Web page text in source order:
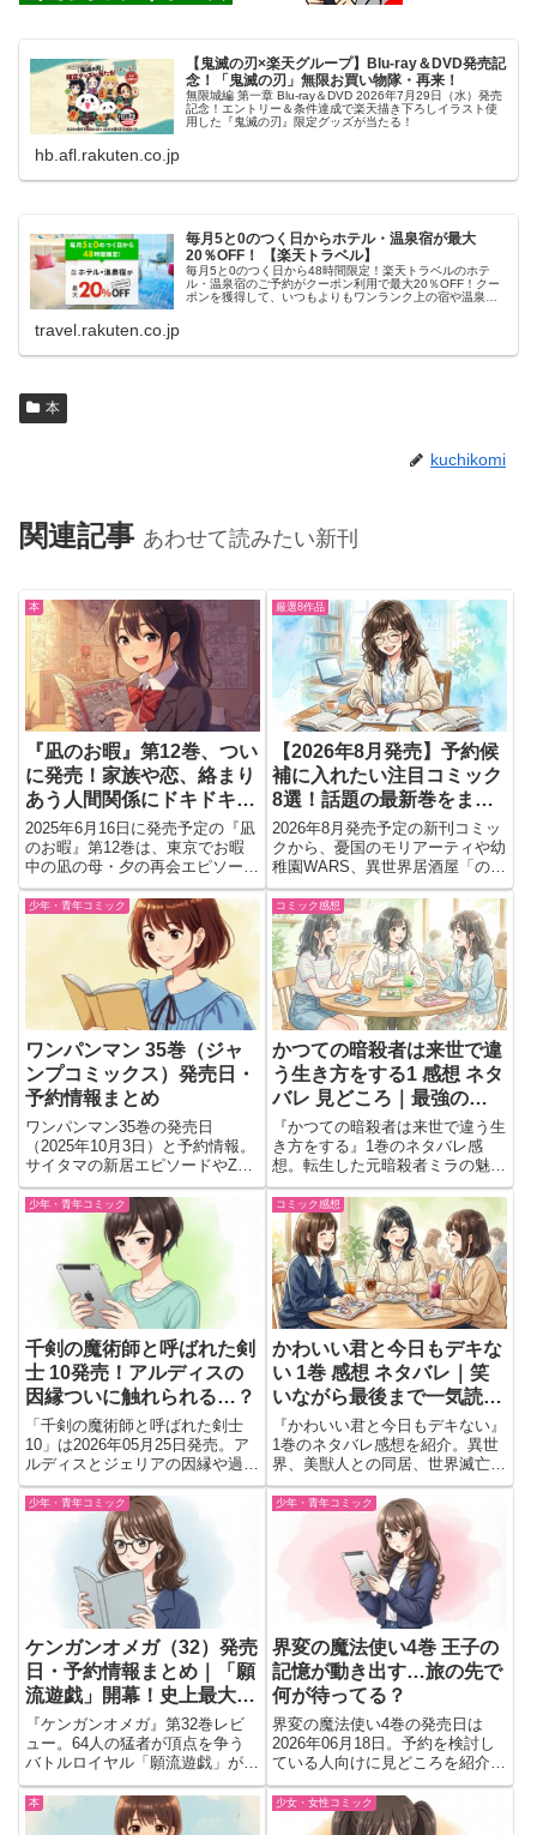
【鬼滅の刃×楽天グループ】Blu-ray＆DVD発売記
念！「鬼滅の刃」無限お買い物隊・再来！
無限城編 第一章 Blu-ray＆DVD 2026年7月29日（水）発売
記念！エントリー＆条件達成で楽天描き下ろしイラスト使
用した『鬼滅の刃』限定グッズが当たる！
hb.afl.rakuten.co.jp
毎月5と0のつく日からホテル・温泉宿が最大
20％OFF！ 【楽天トラベル】
毎月5と0のつく日から48時間限定！楽天トラベルのホテ
ル・温泉宿のご予約がクーポン利用で最大20％OFF！クー
ポンを獲得して、いつもよりもワンランク上の宿や温泉宿
travel.rakuten.co.jp
本
kuchikomi
関連記事 あわせて読みたい新刊
本
『凪のお暇』第12巻、つい
に発売！家族や恋、絡まり
あう人間関係にドキドキし
ちゃう新展開が待ってる
よ。
2025年6月16日に発売予定の『凪
のお暇』第12巻は、東京でお暇
中の凪の母・夕の再会エピソード
をはじめ、慎二や欣、円たちの複
雑に絡み合う感情が描かれている
よ。親子の絆や恋愛模様、人間関
係のもどかしさに注目の一冊にな
ってるから、シリーズファ...
厳選8作品
【2026年8月発売】予約候
補に入れたい注目コミック
8選！話題の最新巻をまと
めてチェック
2026年8月発売予定の新刊コミッ
クから、憂国のモリアーティや幼
稚園WARS、異世界居酒屋「の
ぶ」など注目作品を厳選して紹
介。ミステリー、アクション、異
世界、ホラー、グルメまで幅広い
ジャンルの最新巻情報をまとめて
チェックできます。
少年・青年コミック
ワンパンマン 35巻（ジャ
ンプコミックス）発売日・
予約情報まとめ
ワンパンマン35巻の発売日
（2025年10月3日）と予約情報。
サイタマの新居エピソードやZ市
探索、ジェノスとの動向など注目
ポイントをわかりやすく解説。
コミック感想
かつての暗殺者は来世で違
う生き方をする1 感想 ネタ
バレ 見どころ｜最強の暗
殺者が選んだ新しい人生
『かつての暗殺者は来世で違う生
き方をする』1巻のネタバレ感
想。転生した元暗殺者ミラの魅力
や迫力ある戦闘、見どころを読後
の感想とともに紹介します。
少年・青年コミック
千剣の魔術師と呼ばれた剣
士 10発売！アルディスの
因縁ついに触れられる…？
「千剣の魔術師と呼ばれた剣士
10」は2026年05月25日発売。ア
ルディスとジェリアの因縁や過去
描写が大きな見どころ。バトル重
視で読む価値を知りたい人向けに
コミック感想
かわいい君と今日もデキな
い 1巻 感想 ネタバレ｜笑
いながら最後まで一気読み
したくなる一冊
『かわいい君と今日もデキない』
1巻のネタバレ感想を紹介。異世
界、美獣人との同居、世界滅亡の
鍵を握る主人公の騒がしくも笑え
る日常や印象に残った場面、次巻
への期待を読後目線でまとめてい
少年・青年コミック
ケンガンオメガ（32）発売
日・予約情報まとめ｜「願
流遊戯」開幕！史上最大の
闘いが始まる
『ケンガンオメガ』第32巻レビ
ュー。64人の猛者が頂点を争う
バトルロイヤル「願流遊戯」がつ
いに開幕。王馬と龍鬼を守る戦い
と各勢力の思惑が交差する格闘漫
少年・青年コミック
界変の魔法使い4巻 王子の
記憶が動き出す…旅の先で
何が待ってる？
界変の魔法使い4巻の発売日は
2026年06月18日。予約を検討し
ている人向けに見どころを紹介。
王子の記憶が動き始め、魔法都市
への旅や謎の男の登場が気になる
一冊を解説
本 少女・女性コミック